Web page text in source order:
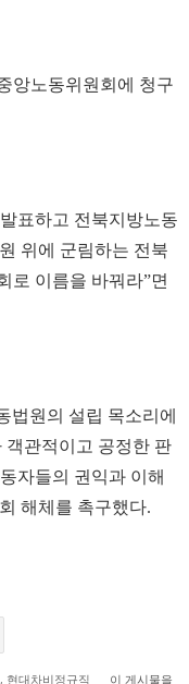
앙노동위원회에 청구
표하고 전북지방노동
위에 군림하는 전북
로 이름을 바꿔라”면
법원의 설립 목소리에
객관적이고 공정한 판
자들의 권익과 이해
해체를 촉구했다.
, 현대차비정규직 이 게시물을